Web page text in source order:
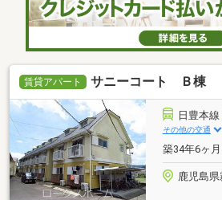
賃貸アパート サニーコート Ｂ棟
日豊本
その他の交通
築34年6ヶ
鹿児島